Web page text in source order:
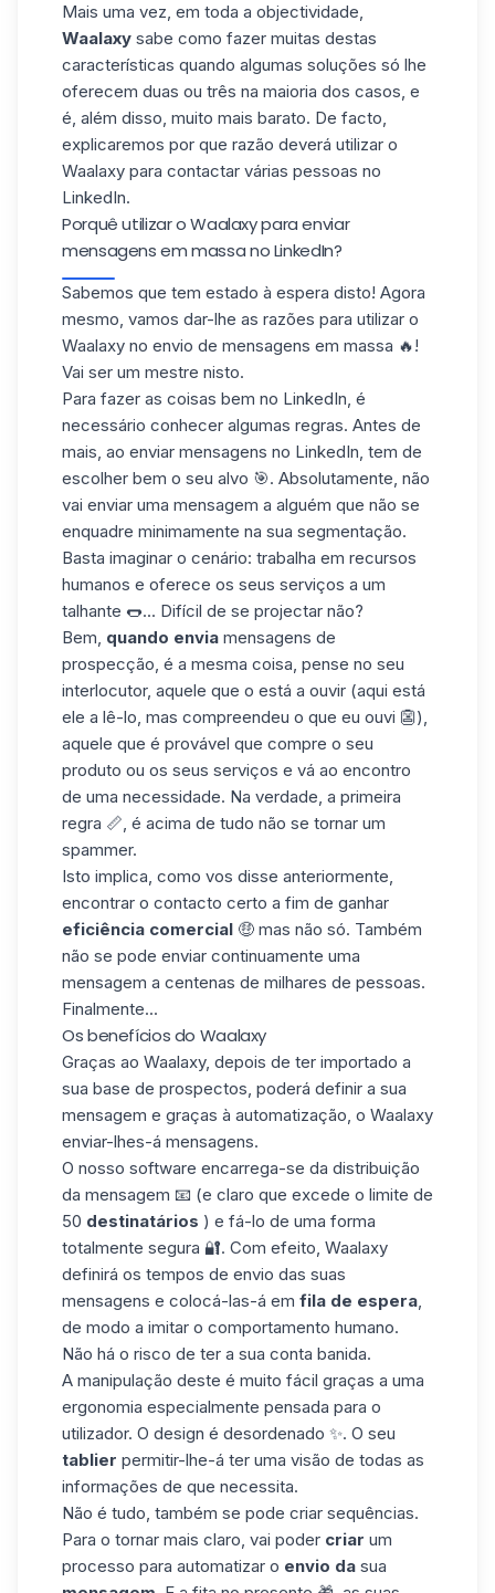
Mais uma vez, em toda a objectividade,
Waalaxy sabe como fazer muitas destas
características quando algumas soluções só lhe
oferecem duas ou três na maioria dos casos, e
é, além disso, muito mais barato. De facto,
explicaremos por que razão deverá utilizar o
Waalaxy para contactar várias pessoas no
LinkedIn.
Porquê utilizar o Waalaxy para enviar
mensagens em massa no LinkedIn?
Sabemos que tem estado à espera disto! Agora
mesmo, vamos dar-lhe as razões para utilizar o
Waalaxy no envio de mensagens em massa 🔥!
Vai ser um mestre nisto.
Para fazer as coisas bem no LinkedIn, é
necessário conhecer algumas regras. Antes de
mais, ao enviar mensagens no LinkedIn, tem de
escolher bem o seu alvo 🎯. Absolutamente, não
vai enviar uma mensagem a alguém que não se
enquadre minimamente na sua segmentação.
Basta imaginar o cenário: trabalha em recursos
humanos e oferece os seus serviços a um
talhante 🌭... Difícil de se projectar não?
Bem, quando envia mensagens de
prospecção, é a mesma coisa, pense no seu
interlocutor, aquele que o está a ouvir (aqui está
ele a lê-lo, mas compreendeu o que eu ouvi 👺),
aquele que é provável que compre o seu
produto ou os seus serviços e vá ao encontro
de uma necessidade. Na verdade, a primeira
regra 📏, é acima de tudo não se tornar um
spammer.
Isto implica, como vos disse anteriormente,
encontrar o contacto certo a fim de ganhar
eficiência comercial 🤑 mas não só. Também
não se pode enviar continuamente uma
mensagem a centenas de milhares de pessoas.
Finalmente...
Os benefícios do Waalaxy
Graças ao Waalaxy, depois de ter importado a
sua base de prospectos, poderá definir a sua
mensagem e graças à automatização, o Waalaxy
enviar-lhes-á mensagens.
O nosso software encarrega-se da distribuição
da mensagem 📧 (e claro que excede o limite de
50 destinatários ) e fá-lo de uma forma
totalmente segura 🔐. Com efeito, Waalaxy
definirá os tempos de envio das suas
mensagens e colocá-las-á em fila de espera,
de modo a imitar o comportamento humano.
Não há o risco de ter a sua conta banida.
A manipulação deste é muito fácil graças a uma
ergonomia especialmente pensada para o
utilizador. O design é desordenado ✨. O seu
tablier permitir-lhe-á ter uma visão de todas as
informações de que necessita.
Não é tudo, também se pode criar sequências.
Para o tornar mais claro, vai poder criar um
processo para automatizar o envio da sua